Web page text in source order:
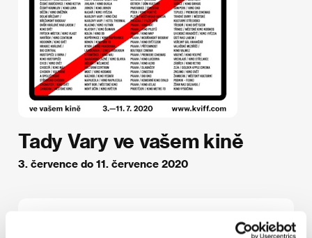
Tady Vary ve vašem kině
3. července do 11. července 2020